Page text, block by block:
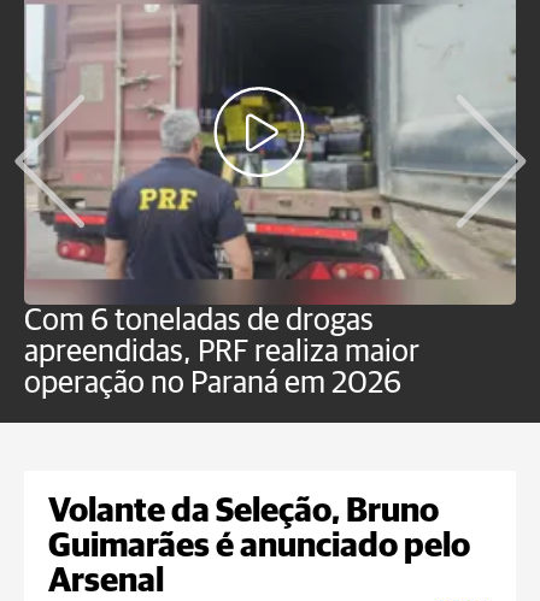
Com 6 toneladas de drogas
apreendidas, PRF realiza maior
operação no Paraná em 2026
Volante da Seleção, Bruno
Guimarães é anunciado pelo
Arsenal